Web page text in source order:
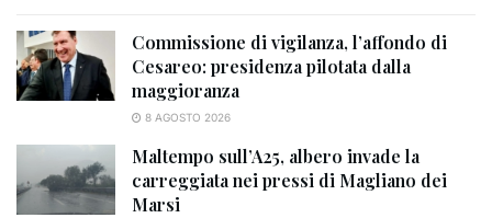
Commissione di vigilanza, l’affondo di
Cesareo: presidenza pilotata dalla
maggioranza
8 AGOSTO 2026
Maltempo sull’A25, albero invade la
carreggiata nei pressi di Magliano dei
Marsi